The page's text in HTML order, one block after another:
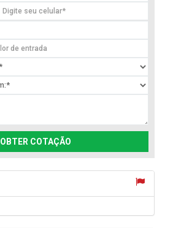
OBTER COTAÇÃO